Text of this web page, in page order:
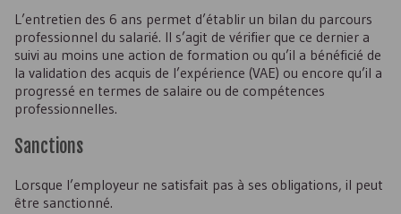
L’entretien des 6 ans permet d’établir un bilan du parcours
professionnel du salarié. Il s’agit de vérifier que ce dernier a
suivi au moins une action de formation ou qu’il a bénéficié de
la validation des acquis de l’expérience (VAE) ou encore qu’il a
progressé en termes de salaire ou de compétences
professionnelles.
Sanctions
Lorsque l’employeur ne satisfait pas à ses obligations, il peut
être sanctionné.